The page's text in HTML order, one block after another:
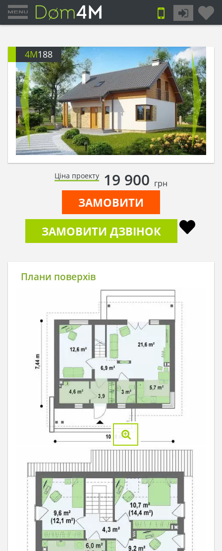
4M188
Ціна проекту 19 900 грн
ЗАМОВИТИ
ЗАМОВИТИ ДЗВІНОК
Плани поверхів